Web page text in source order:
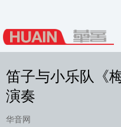
笛子与小乐队《
演奏
华音网